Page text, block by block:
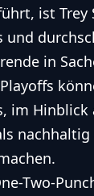
ist Trey
und
in
im Hinblick
nachhaltig
Two-